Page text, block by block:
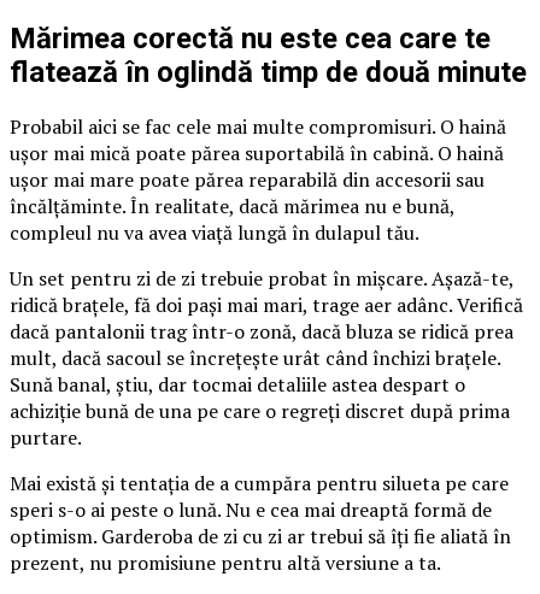
Mărimea corectă nu este cea care te
flatează în oglindă timp de două minute
Probabil aici se fac cele mai multe compromisuri. O haină
ușor mai mică poate părea suportabilă în cabină. O haină
ușor mai mare poate părea reparabilă din accesorii sau
încălțăminte. În realitate, dacă mărimea nu e bună,
compleul nu va avea viață lungă în dulapul tău.
Un set pentru zi de zi trebuie probat în mișcare. Așază-te,
ridică brațele, fă doi pași mai mari, trage aer adânc. Verifică
dacă pantalonii trag într-o zonă, dacă bluza se ridică prea
mult, dacă sacoul se încrețește urât când închizi brațele.
Sună banal, știu, dar tocmai detaliile astea despart o
achiziție bună de una pe care o regreți discret după prima
purtare.
Mai există și tentația de a cumpăra pentru silueta pe care
speri s-o ai peste o lună. Nu e cea mai dreaptă formă de
optimism. Garderoba de zi cu zi ar trebui să îți fie aliată în
prezent, nu promisiune pentru altă versiune a ta.